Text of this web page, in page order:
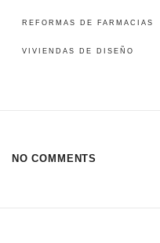
REFORMAS DE FARMACIAS
VIVIENDAS DE DISEÑO
NO COMMENTS